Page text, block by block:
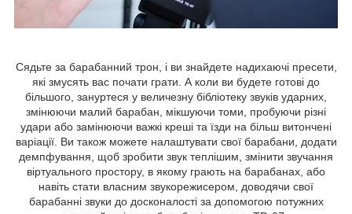
Сядьте за барабанний трон, і ви знайдете надихаючі пресети,
які змусять вас почати грати. А коли ви будете готові до
більшого, зануртеся у величезну бібліотеку звуків ударних,
змінюючи малий барабан, мікшуючи томи, пробуючи різні
удари або замінюючи важкі креші та їзди на більш витончені
варіації. Ви також можете налаштувати свої барабани, додати
демпфування, щоб зробити звук теплішим, змінити звучання
віртуального простору, в якому грають на барабанах, або
навіть стати власним звукорежисером, доводячи свої
барабанні звуки до досконалості за допомогою потужних